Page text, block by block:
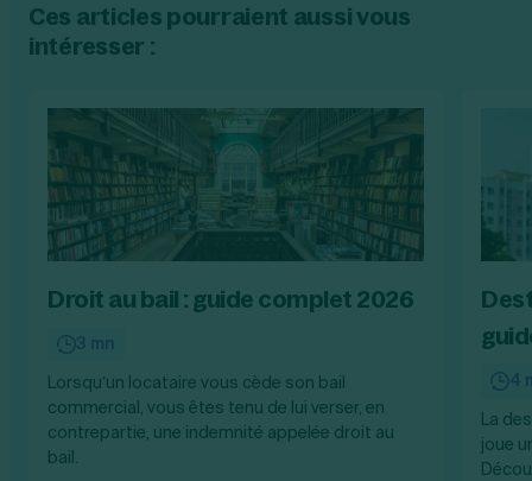
Ces articles pourraient aussi vous
intéresser :
Droit au bail : guide complet 2026
3 mn
Lorsqu’un locataire vous cède son bail
commercial, vous êtes tenu de lui verser, en
contrepartie, une indemnité appelée droit au
bail.
4
La
joue